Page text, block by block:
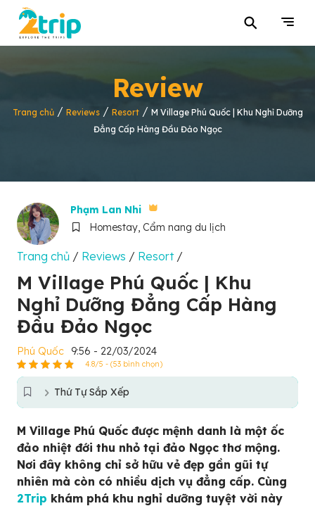
⚲
Review
Trang chủ/ Reviews/ Resort/ M Village Phú Quốc | Khu Nghỉ Dưỡng
Đẳng Cấp Hàng Đầu Đảo Ngọc
Phạm Lan Nhi
Homestay, Cẩm nang du lịch
Trang chủ / Reviews / Resort/
M Village Phú Quốc | Khu
Nghỉ Dưỡng Đẳng Cấp Hàng
Đầu Đảo Ngọc
Phú Quốc 9:56 - 22/03/2024
4.8/5 - (53 bình chọn)
Thứ Tự Sắp Xếp
M Village Phú Quốc được mệnh danh là một ốc
đảo nhiệt đới thu nhỏ tại đảo Ngọc thơ mộng.
Nơi đây không chỉ sở hữu vẻ đẹp gần gũi tự
nhiên mà còn có nhiều dịch vụ đẳng cấp. Cùng
2Trip khám phá khu nghỉ dưỡng tuyệt vời này